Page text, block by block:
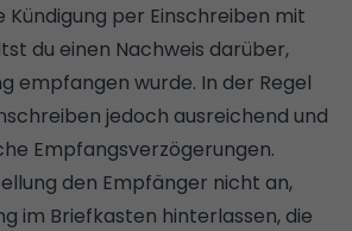
Kündigung per Einschreiben mit
du einen Nachweis darüber,
empfangen wurde. In der Regel
jedoch ausreichend und
Empfangsverzögerungen.
den Empfänger nicht an,
im Briefkasten hinterlassen, die